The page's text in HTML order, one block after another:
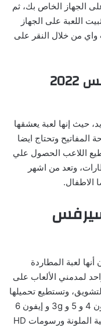
الجهاز الخاص بك، ثم
اللعبة على الجهاز
من خلال النقر على
تحميل لعبة صب واي سيرفس 2022
حيث إنها لعبة يعشقها
المفاتيح وتحتاج ايضا
اللاعب الحصول علي
وتعد من اشهر
الاطفال.
لعبة المطاردة
لمدمني الألعاب على
وتستطيع تحميلها
على الإصدارات المختلفة للايفون مثل: إيفون 4 و 5 و 3g و إيفون 6
و6s، وتميز بأنها لعبة مليئة بالمناظر الطبيعية الملونة ورسومات HD